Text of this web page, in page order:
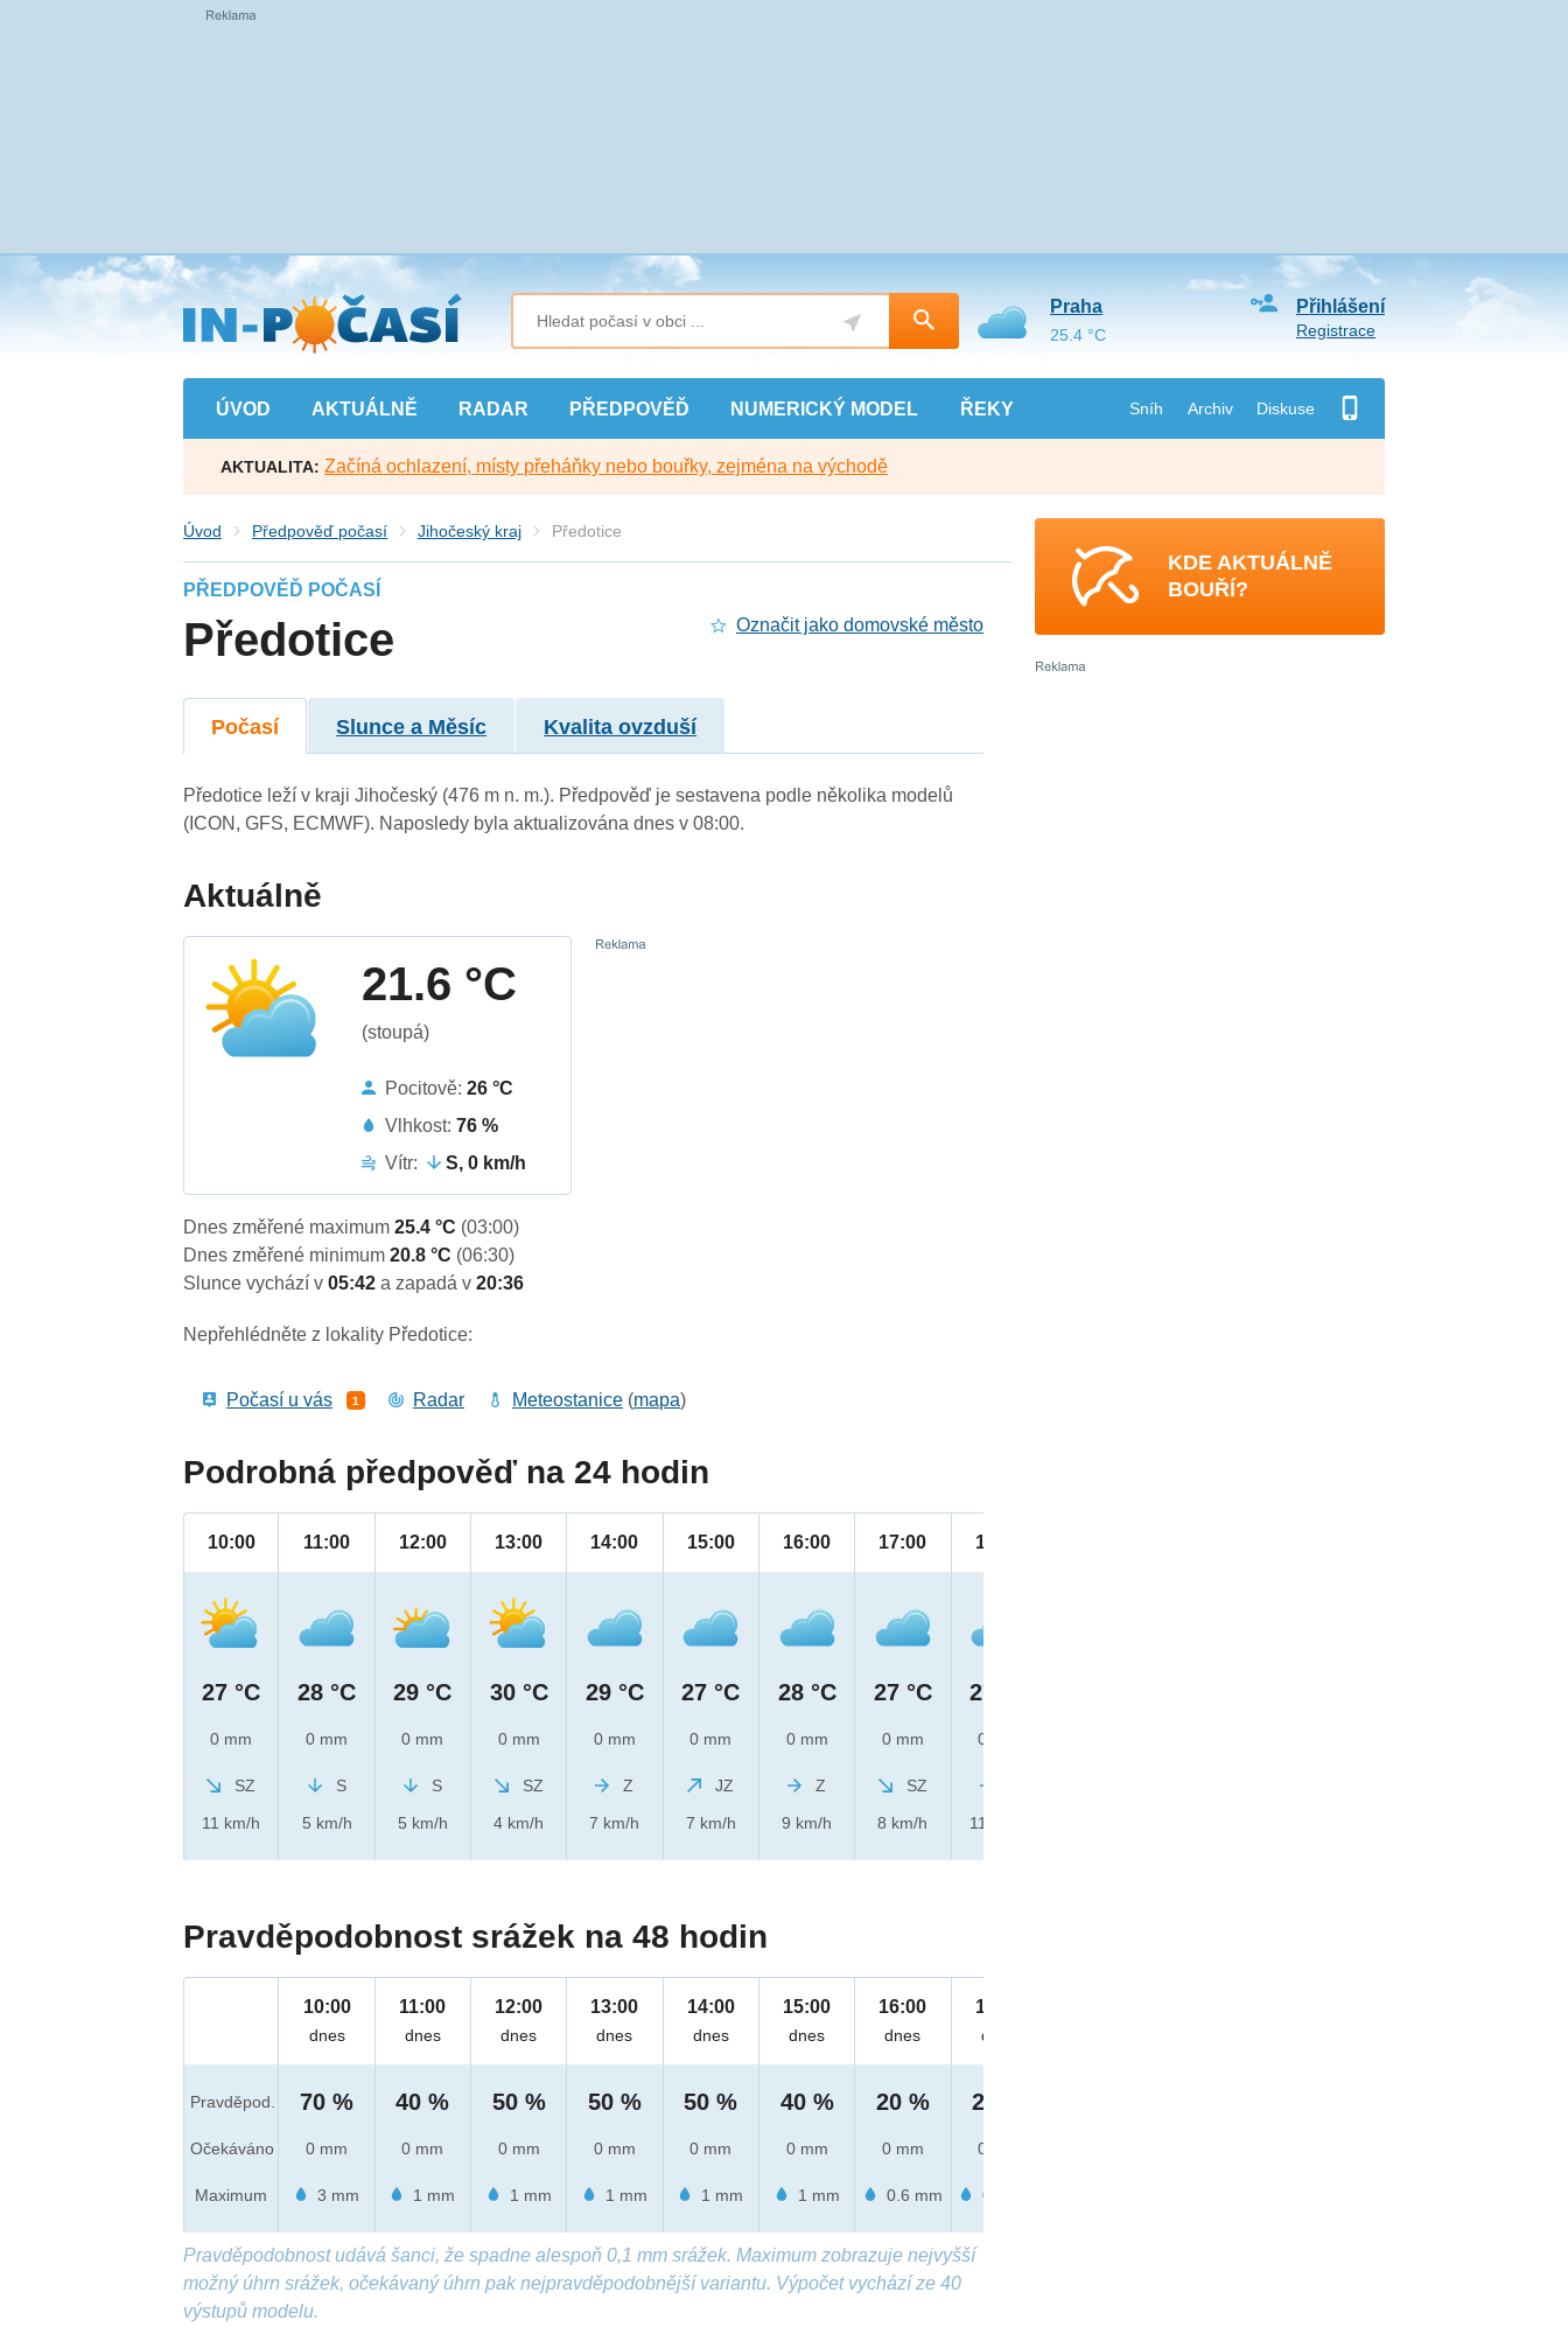
Přejít
na
hlavní
obsah
ÚVOD AKTUÁLNĚ RADAR PŘEDPOVĚĎ NUMERICKÝ MODEL ŘEKY Sníh Archiv Diskuse
Přihlášení
Registrace
Praha
25.4 °C
AKTUALITA: Začíná ochlazení, místy přeháňky nebo bouřky, zejména na východě
Úvod Předpověď počasí Jihočeský kraj Předotice
PŘEDPOVĚĎ POČASÍ
Předotice Označit jako domovské město
Počasí Slunce a Měsíc Kvalita ovzduší
Předotice leží v kraji Jihočeský (476 m n. m.). Předpověď je sestavena podle několika modelů
(ICON, GFS, ECMWF). Naposledy byla aktualizována dnes v 08:00.
Aktuálně
21.6 °C
(stoupá)
Pocitově:26 °C
Vlhkost:76 %
Vítr:
S, 0 km/h
Dnes změřené maximum25.4 °C (03:00)
Dnes změřené minimum20.8 °C (06:30)
Slunce vychází v05:42a zapadá v20:36
Nepřehlédněte z lokality Předotice:
Počasí u vás 1 Radar Meteostanice (mapa)
Podrobná předpověď na 24 hodin
10:00
27 °C
0 mm
SZ
11 km/h
11:00
28 °C
0 mm
S
5 km/h
12:00
29 °C
0 mm
S
5 km/h
13:00
30 °C
0 mm
SZ
4 km/h
14:00
29 °C
0 mm
Z
7 km/h
15:00
27 °C
0 mm
JZ
7 km/h
16:00
28 °C
0 mm
Z
9 km/h
17:00
27 °C
0 mm
SZ
8 km/h
18:00
27 °C
0 mm
11 km/h
Pravděpodobnost srážek na 48 hodin
Pravděpod.
Očekáváno
Maximum
10:00
dnes
70 %
0 mm
3 mm
11:00
dnes
40 %
0 mm
1 mm
12:00
dnes
50 %
0 mm
1 mm
13:00
dnes
50 %
0 mm
1 mm
14:00
dnes
50 %
0 mm
1 mm
15:00
dnes
40 %
0 mm
1 mm
16:00
dnes
20 %
0 mm
0.6 mm
17:00
dnes
20 %
0 mm
0.9 mm
Pravděpodobnost udává šanci, že spadne alespoň 0,1 mm srážek. Maximum zobrazuje nejvyšší
možný úhrn srážek, očekávaný úhrn pak nejpravděpodobnější variantu. Výpočet vychází ze 40
výstupů modelu.
KDE AKTUÁLNĚ
BOUŘÍ?